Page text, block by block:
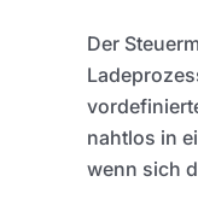
Der
nahtlos in
wenn sich